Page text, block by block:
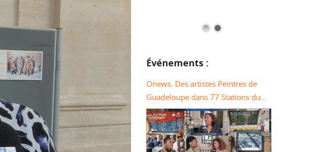
Événements :
Onews. Des artistes Peintres de
Guadeloupe dans 77 Stations du
métro à Paris dans le cadre du Salon
Pool Art Fair